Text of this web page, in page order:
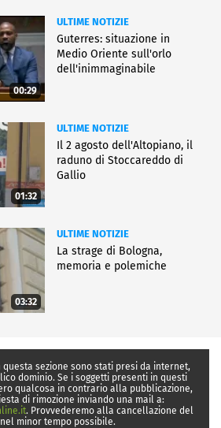
00:29
ULTIME NOTIZIE
Guterres: situazione in
Medio Oriente sull'orlo
dell'inimmaginabile
01:32
ULTIME NOTIZIE
Il 2 agosto dell'Altopiano, il
raduno di Stoccareddo di
Gallio
03:32
ULTIME NOTIZIE
La strage di Bologna,
memoria e polemiche
sezione sono stati presi da internet,
dominio. Se i soggetti presenti in questi
qualcosa in contrario alla pubblicazione,
di rimozione inviando una mail a:
. Provvederemo alla cancellazione del
minor tempo possibile.